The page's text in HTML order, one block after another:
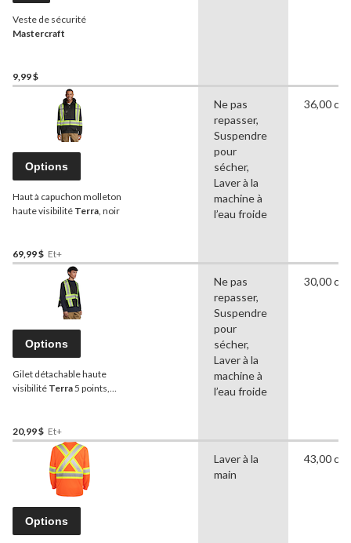
Veste de sécurité
Mastercraft
9,99 $
Options
Haut à capuchon molleton
haute visibilité Terra , noir
69,99 $ Et+
Ne pas
repasser,
Suspendre
pour
sécher,
Laver à la
machine à
l’eau froide
36,00 cm
Options
Gilet détachable haute
visibilité Terra5 points,
20,99 $ Et+
Ne pas
repasser,
Suspendre
pour
sécher,
Laver à la
machine à
l’eau froide
30,00 cm
Options
Laver à la
main
43,00 cm